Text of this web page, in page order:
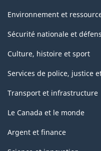
Environnement et
Sécurité nationale et
Culture, histoire et sport
Services de police, justice
Transport et infrastructure
Le Canada et le monde
Argent et finance